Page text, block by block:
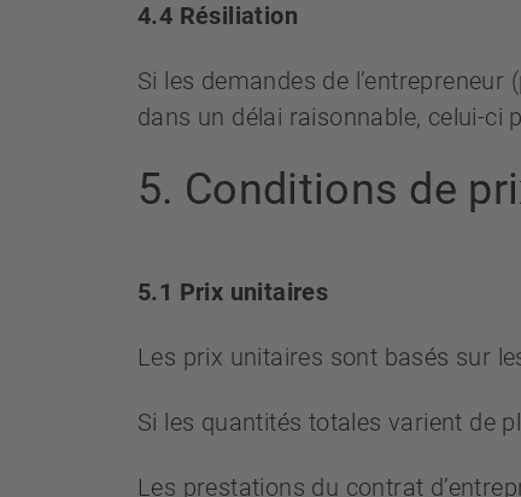
4.4 Résiliation
Si les demandes de
dans un délai raisonnable, celui-ci
5. Conditions de
5.1 Prix unitaires
Les prix unitaires sont basés sur
Si les quantités totales varient de
Les prestations du contrat